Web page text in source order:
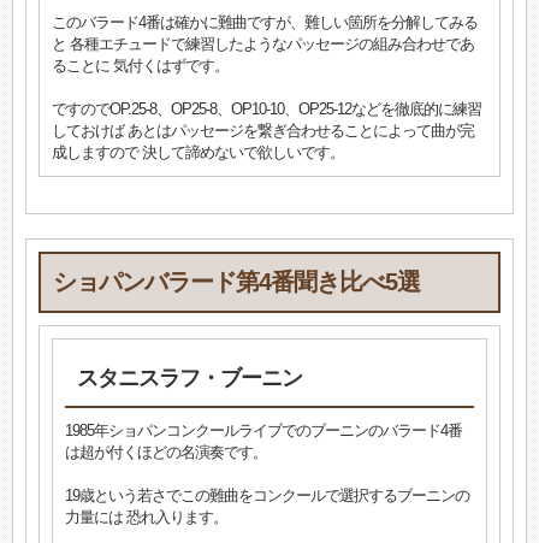
このバラード4番は確かに難曲ですが、難しい箇所を分解してみる
と 各種エチュードで練習したようなパッセージの組み合わせであ
ることに 気付くはずです。
ですのでOP.25-8、OP25-8、OP10-10、OP25-12などを徹底的に練習
しておけば あとはパッセージを繋ぎ合わせることによって曲が完
成しますので 決して諦めないで欲しいです。
ショパンバラード第4番聞き比べ5選
スタニスラフ・ブーニン
1985年ショパンコンクールライブでのブーニンのバラード4番
は超が付くほどの名演奏です。
19歳という若さでこの難曲をコンクールで選択するブーニンの
力量には 恐れ入ります。